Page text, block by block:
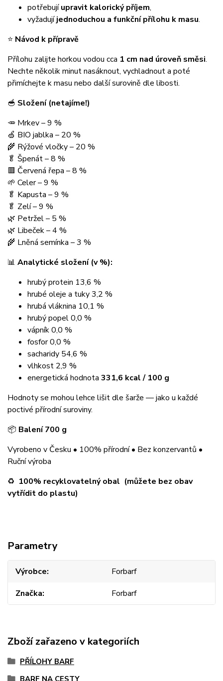
potřebujíupravit kalorický příjem,
vyžadujíjednoduchou a funkční přílohu k masu.
⭐ Návod k přípravě
Přílohu zalijte horkou vodou cca 1 cm nad úroveň směsi.
Nechte několik minut nasáknout, vychladnout a poté
přimíchejte k masu nebo další surovině dle libosti.
🥣 Složení (netajíme!)
🥕 Mrkev – 9 %
🍏 BIO jablka – 20 %
🌾 Rýžové vločky – 20 %
🥬 Špenát – 8 %
🟥 Červená řepa – 8 %
🌱 Celer – 9 %
🥬 Kapusta – 9 %
🥬 Zelí – 9 %
🌿 Petržel – 5 %
🌿 Libeček – 4 %
🌾 Lněná semínka – 3 %
📊 Analytické složení (v %):
hrubý protein 13,6 %
hrubé oleje a tuky 3,2 %
hrubá vláknina 10,1 %
hrubý popel 0,0 %
vápník 0,0 %
fosfor 0,0 %
sacharidy 54,6 %
vlhkost 2,9 %
energetická hodnota 331,6 kcal / 100 g
Hodnoty se mohou lehce lišit dle šarže — jako u každé
poctivé přírodní suroviny.
📦 Balení 700 g
Vyrobeno v Česku • 100% přírodní • Bez konzervantů •
Ruční výroba
♻️ 100% recyklovatelný obal (můžete bez obav
vytřídit do plastu)
Parametry
Výrobce
Forbarf
Značka
Forbarf
Zboží zařazeno v kategoriích
PŘÍLOHY BARF
BARF NA CESTY